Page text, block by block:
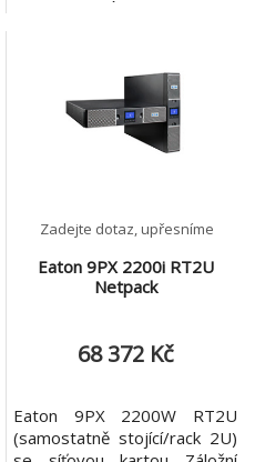
[VA]: 1 500 Jmenovité
výstupní napětí [V]:
200/208/220/230/240 V
Topologie: Dvojitá konverze
Eaton 9PX 2200i RT2U
Netpack
Zadejte dotaz, upřesníme
68 372 Kč
Eaton 9PX 2200W RT2U
(samostatně stojící/rack 2U)